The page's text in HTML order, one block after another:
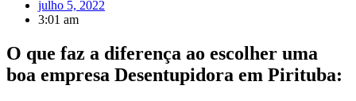
julho 5, 2022
3:01 am
O que faz a diferença ao escolher uma
boa empresa Desentupidora em Pirituba: